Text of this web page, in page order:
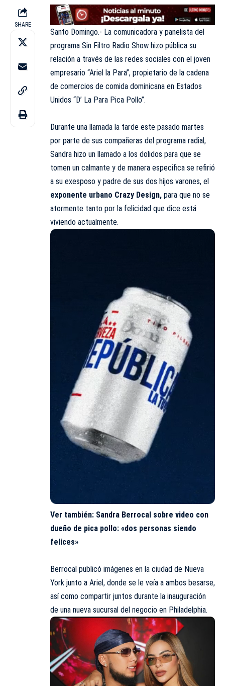
SHARE
Santo Domingo.- La comunicadora y panelista del
programa Sin Filtro Radio Show hizo pública su
relación a través de las redes sociales con el joven
empresario “Ariel la Para”, propietario de la cadena
de comercios de comida dominicana en Estados
Unidos “D’ La Para Pica Pollo”.
Durante una llamada la tarde este pasado martes
por parte de sus compañeras del programa radial,
Sandra hizo un llamado a los dolidos para que se
tomen un calmante y de manera especifica se refirió
a su exesposo y padre de sus dos hijos varones, el
exponente urbano Crazy Design, para que no se
atormente tanto por la felicidad que dice está
viviendo actualmente.
Ver también: Sandra Berrocal sobre video con
dueño de pica pollo: «dos personas siendo
felices»
Berrocal publicó imágenes en la ciudad de Nueva
York junto a Ariel, donde se le veía a ambos besarse,
así como compartir juntos durante la inauguración
de una nueva sucursal del negocio en Philadelphia.